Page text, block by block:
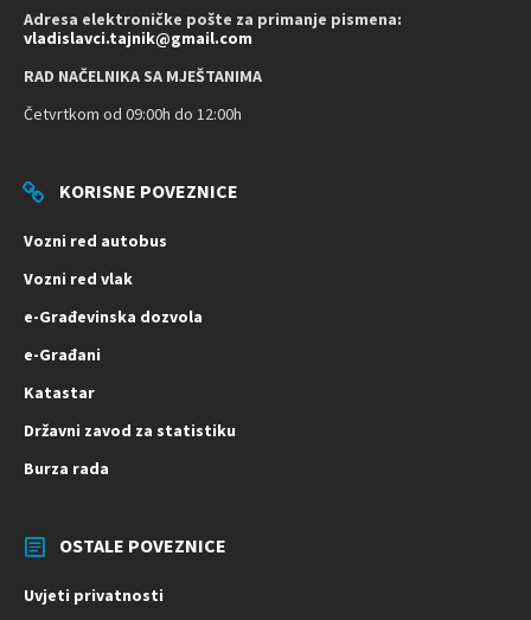
Adresa elektroničke pošte za primanje pismena:
vladislavci.tajnik@gmail.com
RAD NAČELNIKA SA MJEŠTANIMA
Četvrtkom od 09:00h do 12:00h
KORISNE POVEZNICE
Vozni red autobus
Vozni red vlak
e-Građevinska dozvola
e-Građani
Katastar
Državni zavod za statistiku
Burza rada
OSTALE POVEZNICE
Uvjeti privatnosti